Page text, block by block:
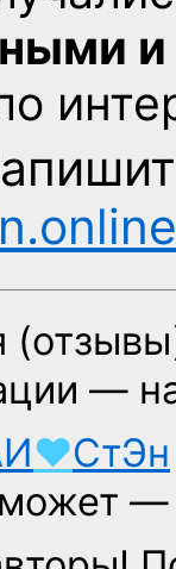
—
♥СтЭн
может